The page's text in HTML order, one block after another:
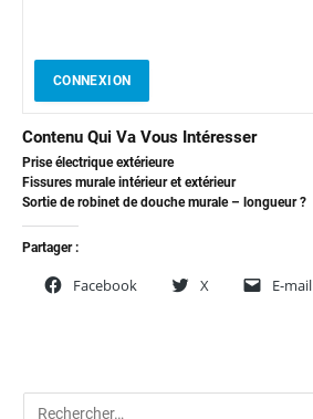
CONNEXION
Contenu Qui Va Vous Intéresser
Prise électrique extérieure
Fissures murale intérieur et extérieur
Sortie de robinet de douche murale – longueur ?
Partager :
Facebook X E-mail